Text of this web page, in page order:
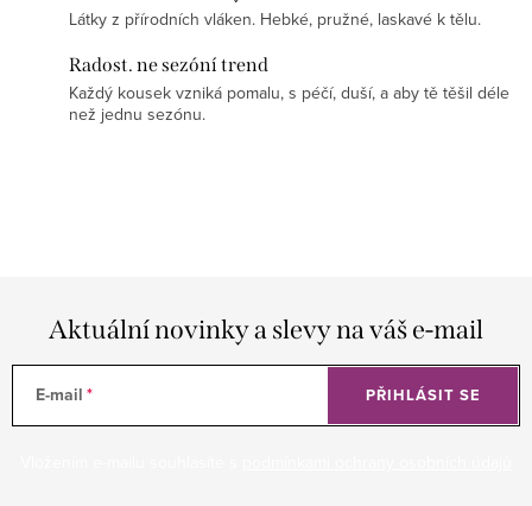
Látky z přírodních vláken. Hebké, pružné, laskavé k tělu.
Radost. ne sezóní trend
Každý kousek vzniká pomalu, s péčí, duší, a aby tě těšil déle
než jednu sezónu.
Aktuální novinky a slevy na váš e-mail
E-mail PŘIHLÁSIT SE